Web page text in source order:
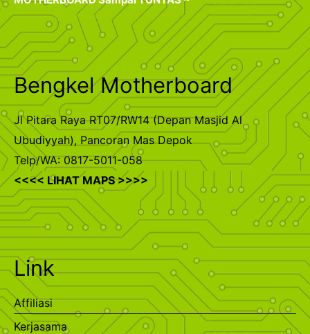
Bengkel Motherboard
Jl Pitara Raya RT07/RW14 (Depan Masjid Al
Ubudiyyah), Pancoran Mas Depok
Telp/WA: 0817-5011-058
<<<< LIHAT MAPS >>>>
Link
Affiliasi
Kerjasama